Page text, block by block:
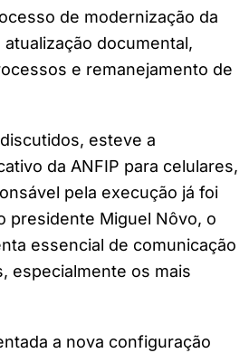
de modernização da
documental,
e remanejamento de
esteve a
da ANFIP para celulares,
pela execução já foi
presidente Miguel Nôvo, o
essencial de comunicação
especialmente os mais
a nova configuração